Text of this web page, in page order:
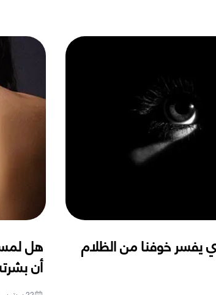
خوفنا من الظلام هل
أن